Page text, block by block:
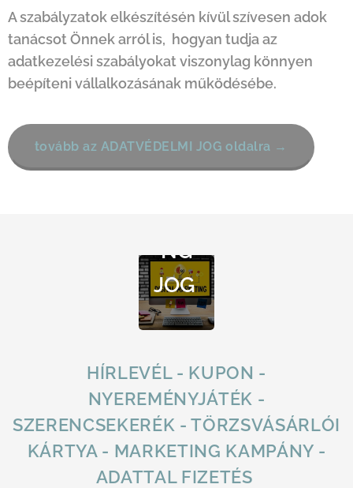
A szabályzatok elkészítésén kívül szívesen adok
tanácsot Önnek arról is, hogyan tudja az
adatkezelési szabályokat viszonylag könnyen
beépíteni vállalkozásának működésébe.
tovább az ADATVÉDELMI JOG oldalra →
NG
JOG
HÍRLEVÉL - KUPON -
NYEREMÉNYJÁTÉK -
SZERENCSEKERÉK - TÖRZSVÁSÁRLÓI
KÁRTYA - MARKETING KAMPÁNY -
ADATTAL FIZETÉS